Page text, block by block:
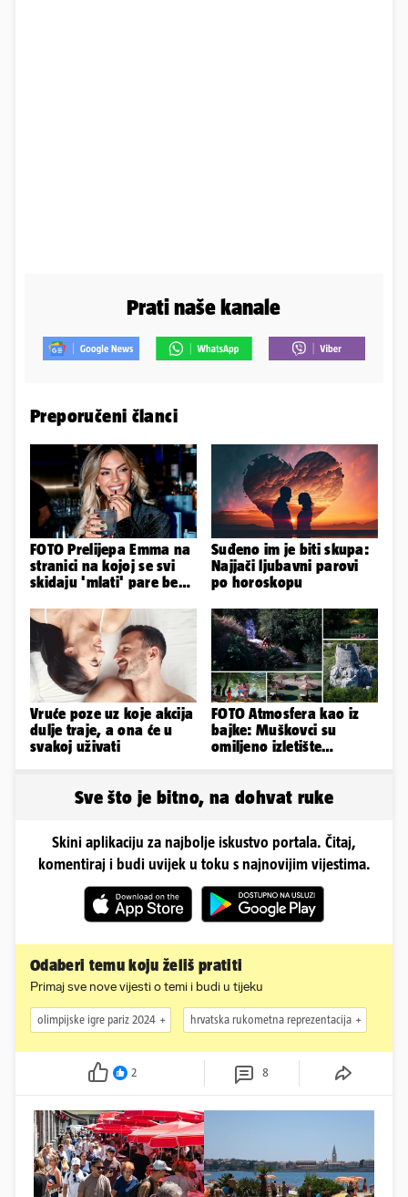
Prati naše kanale
Preporučeni članci
FOTO Prelijepa Emma na
stranici na kojoj se svi
skidaju 'mlati' pare bez
Suđeno im je biti skupa:
Najjači ljubavni parovi
po horoskopu
Vruće poze uz koje akcija
dulje traje, a ona će u
svakoj uživati
FOTO Atmosfera kao iz
bajke: Muškovci su
omiljeno izletište
Sve što je bitno, na dohvat ruke
Skini aplikaciju za najbolje iskustvo portala. Čitaj,
komentiraj i budi uvijek u toku s najnovijim vijestima.
Odaberi temu koju želiš pratiti
Primaj sve nove vijesti o temi i budi u tijeku
olimpijske igre pariz 2024 hrvatska rukometna reprezentacija
2 8